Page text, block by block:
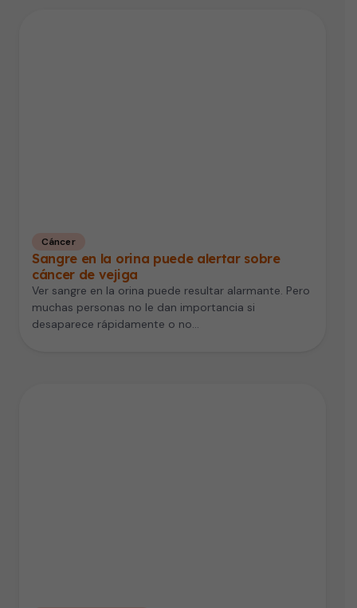
Cáncer
Sangre en la orina puede alertar sobre
cáncer de vejiga
Ver sangre en la orina puede resultar alarmante. Pero
muchas personas no le dan importancia si
desaparece rápidamente o no…